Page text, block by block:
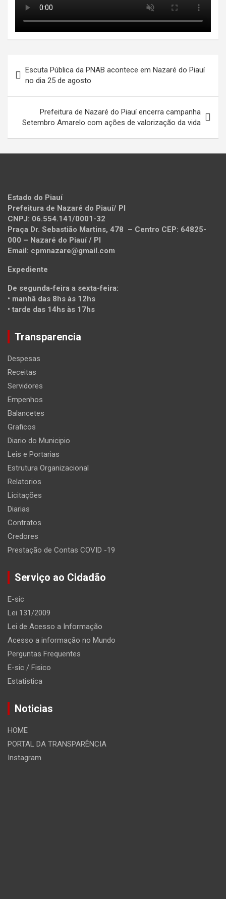
de
Post
Escuta Pública da PNAB acontece em Nazaré do Piauí
no dia 25 de agosto
Prefeitura de Nazaré do Piauí encerra campanha
Setembro Amarelo com ações de valorização da vida
Estado do Piauí
Prefeitura de Nazaré do Piauí/ PI
CNPJ: 06.554.141/0001-32
Praça Dr. Sebastião Martins, 478 – Centro CEP: 64825-
000 – Nazaré do Piauí / PI
Email: cpmnazare@gmail.com
Expediente
De segunda-feira a sexta-feira:
• manhã das 8hs às 12hs
• tarde das 14hs às 17hs
Transparencia
Despesas
Receitas
Servidores
Empenhos
Balancetes
Graficos
Diario do Municipio
Leis e Portarias
Estrutura Organizacional
Relatorios
Licitações
Diarias
Contratos
Credores
Prestação de Contas COVID -19
Serviço ao Cidadão
E-sic
Lei 131/2009
Lei de Acesso a Informação
Acesso a informação no Mundo
Perguntas Frequentes
E-sic / Fisico
Estatistica
Noticias
HOME
PORTAL DA TRANSPARÊNCIA
Instagram